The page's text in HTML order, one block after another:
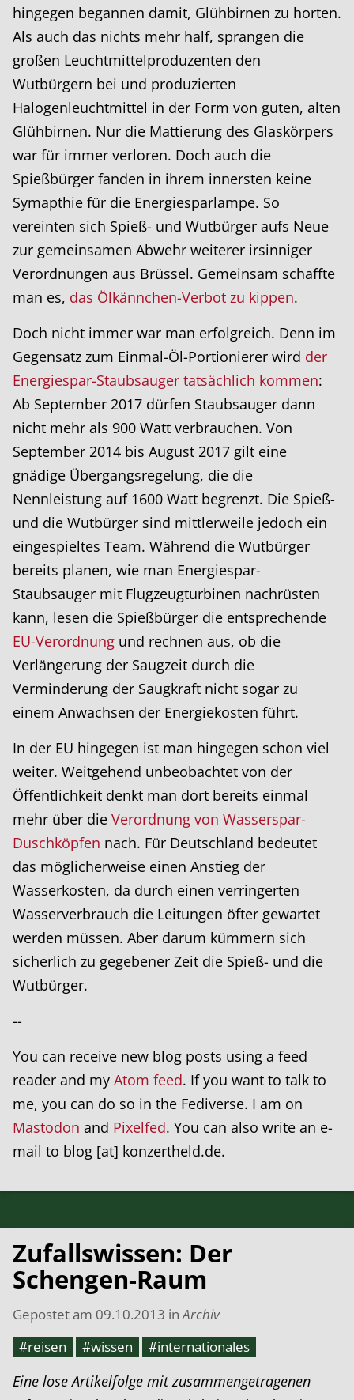
hingegen begannen damit, Glühbirnen zu horten.
Als auch das nichts mehr half, sprangen die
großen Leuchtmittelproduzenten den
Wutbürgern bei und produzierten
Halogenleuchtmittel in der Form von guten, alten
Glühbirnen. Nur die Mattierung des Glaskörpers
war für immer verloren. Doch auch die
Spießbürger fanden in ihrem innersten keine
Symapthie für die Energiesparlampe. So
vereinten sich Spieß- und Wutbürger aufs Neue
zur gemeinsamen Abwehr weiterer irsinniger
Verordnungen aus Brüssel. Gemeinsam schaffte
man es, das Ölkännchen-Verbot zu kippen.
Doch nicht immer war man erfolgreich. Denn im
Gegensatz zum Einmal-Öl-Portionierer wird der
Energiespar-Staubsauger tatsächlich kommen:
Ab September 2017 dürfen Staubsauger dann
nicht mehr als 900 Watt verbrauchen. Von
September 2014 bis August 2017 gilt eine
gnädige Übergangsregelung, die die
Nennleistung auf 1600 Watt begrenzt. Die Spieß-
und die Wutbürger sind mittlerweile jedoch ein
eingespieltes Team. Während die Wutbürger
bereits planen, wie man Energiespar-
Staubsauger mit Flugzeugturbinen nachrüsten
kann, lesen die Spießbürger die entsprechende
EU-Verordnung und rechnen aus, ob die
Verlängerung der Saugzeit durch die
Verminderung der Saugkraft nicht sogar zu
einem Anwachsen der Energiekosten führt.
In der EU hingegen ist man hingegen schon viel
weiter. Weitgehend unbeobachtet von der
Öffentlichkeit denkt man dort bereits einmal
mehr über die Verordnung von Wasserspar-
Duschköpfen nach. Für Deutschland bedeutet
das möglicherweise einen Anstieg der
Wasserkosten, da durch einen verringerten
Wasserverbrauch die Leitungen öfter gewartet
werden müssen. Aber darum kümmern sich
sicherlich zu gegebener Zeit die Spieß- und die
Wutbürger.
--
You can receive new blog posts using a feed
reader and my Atom feed. If you want to talk to
me, you can do so in the Fediverse. I am on
Mastodon and Pixelfed. You can also write an e-
mail to blog [at] konzertheld.de.
Zufallswissen: Der
Schengen-Raum
Gepostet am 09.10.2013 inArchiv
#reisen
#wissen
#internationales
Eine lose Artikelfolge mit zusammengetragenen